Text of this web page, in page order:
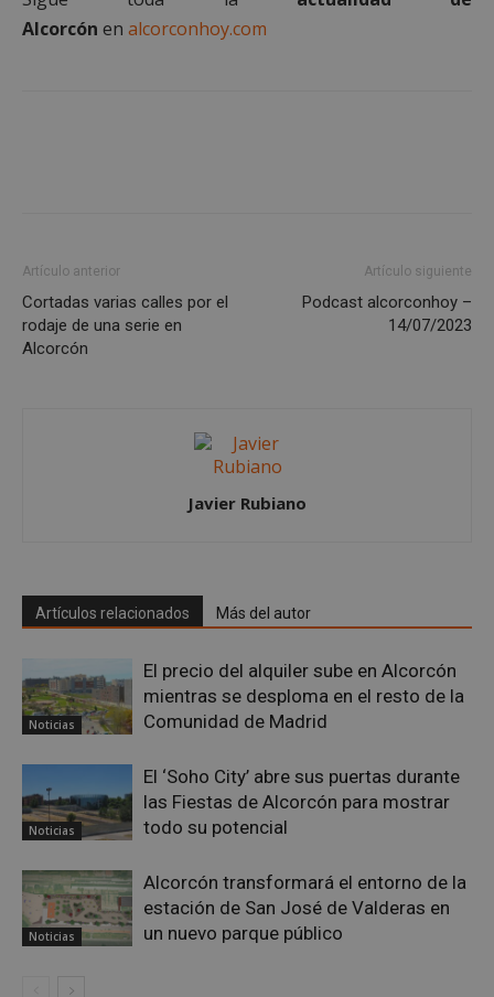
Alcorcón en alcorconhoy.com
Artículo anterior
Cortadas varias calles por el
rodaje de una serie en
Alcorcón
Artículo siguiente
Podcast alcorconhoy –
14/07/2023
Javier Rubiano
Artículos relacionados Más del autor
Noticias
El precio del alquiler sube en Alcorcón
mientras se desploma en el resto de la
Comunidad de Madrid
Noticias
El ‘Soho City’ abre sus puertas durante
las Fiestas de Alcorcón para mostrar
todo su potencial
Noticias
Alcorcón transformará el entorno de la
estación de San José de Valderas en
un nuevo parque público
Cookies no clasificadas
Cookies no clasificadas
las cookies estrictamente necesarias.
Privacy Policy